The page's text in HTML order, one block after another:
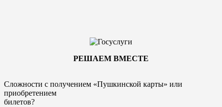
РЕШАЕМ ВМЕСТЕ
Сложности с получением «Пушкинской карты» или
приобретением
билетов?